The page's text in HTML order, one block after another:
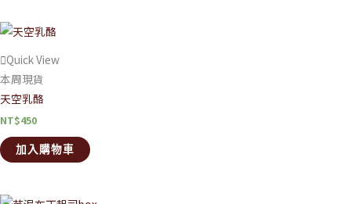
Quick View
本周現貨
天空乳酪
NT$450
加入購物車